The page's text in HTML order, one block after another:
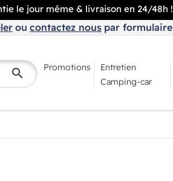
le jour même & livraison en 24/48h !
ou contactez nous par formulaire
search Promotions
Entretien
Camping-car